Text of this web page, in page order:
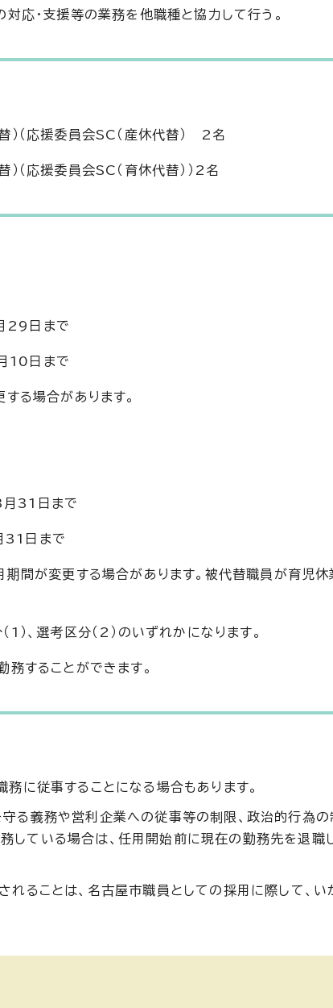
応・支援等の業務を他職種と協力して行う。
）（応援委員会SC（産休代替） 2名
（応援委員会SC（育休代替））2名
29日まで
10日まで
る場合があります。
月31日まで
31日まで
期間が変更する場合があります。被代替職員が育児
）、選考区分（2）のいずれかになります。
務することができます。
務に従事することになる場合もあります。
守る義務や営利企業への従事等の制限、政治的行為
している場合は、任用開始前に現在の勤務先を退職
れることは、名古屋市職員としての採用に際して、